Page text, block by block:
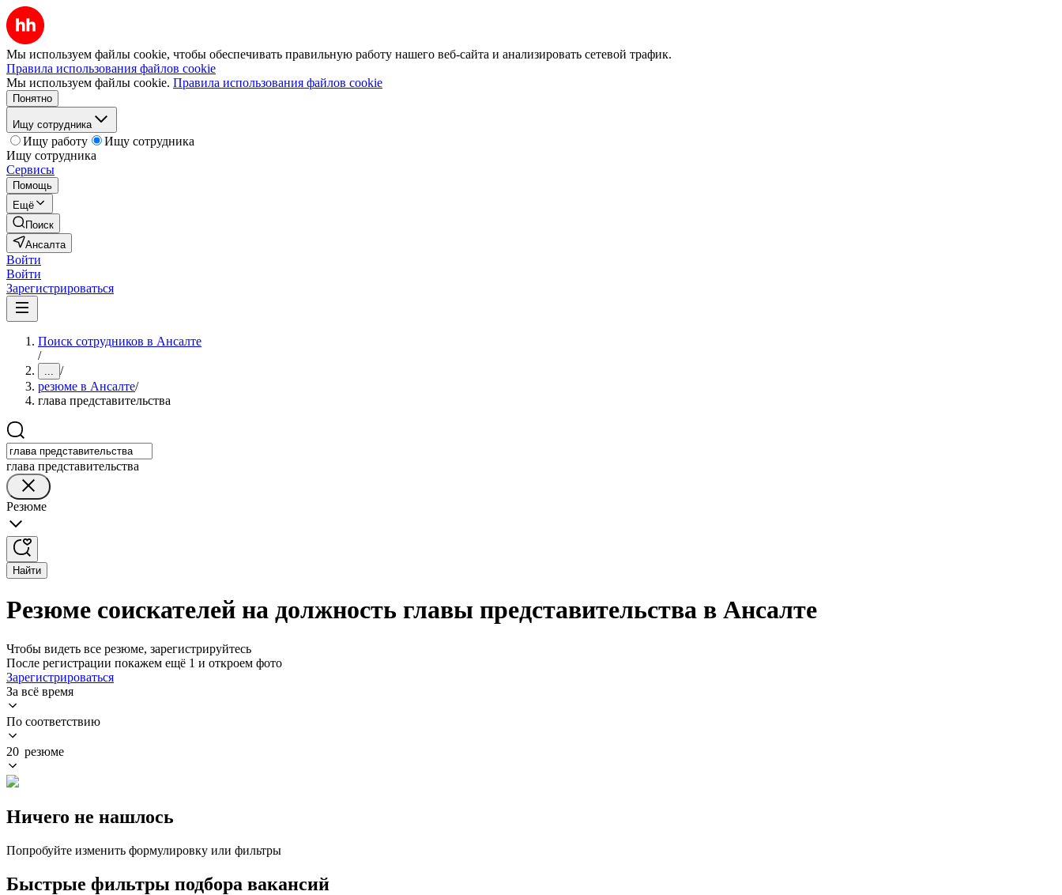
Мы используем файлы cookie, чтобы обеспечивать правильную работу нашего веб-сайта и анализировать сетевой трафик.
Правила использования файлов cookie
Мы используем файлы cookie. Правила использования файлов cookie
Понятно
Ищу сотрудника
Ищу работу
Ищу сотрудника
Ищу сотрудника
Сервисы
Помощь
Ещё
Поиск
Ансалта
Войти
Войти
Зарегистрироваться
Поиск сотрудников в Ансалте
/
... /
резюме в Ансалте/
глава представительства
глава представительства
Резюме
Найти
Резюме соискателей на должность главы представительства в Ансалте
Чтобы видеть все резюме, зарегистрируйтесь
После регистрации покажем ещё 1 и откроем фото
Зарегистрироваться
За всё время
По соответствию
20 резюме
Ничего не нашлось
Попробуйте изменить формулировку или фильтры
Быстрые фильтры подбора вакансий